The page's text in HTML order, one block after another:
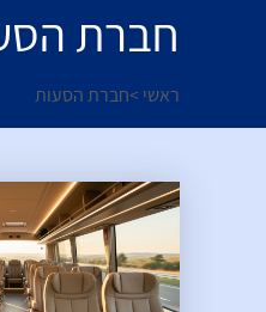
חברת
ראשי >חברת הסעות